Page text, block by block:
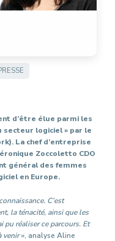
d’être élue parmi les
secteur logiciel » par le
La chef d’entreprise
Zoccoletto CDO
général des femmes
en Europe.
C’est
la ténacité, ainsi que les
pu réaliser ce parcours. Et
venir», analyse Aline